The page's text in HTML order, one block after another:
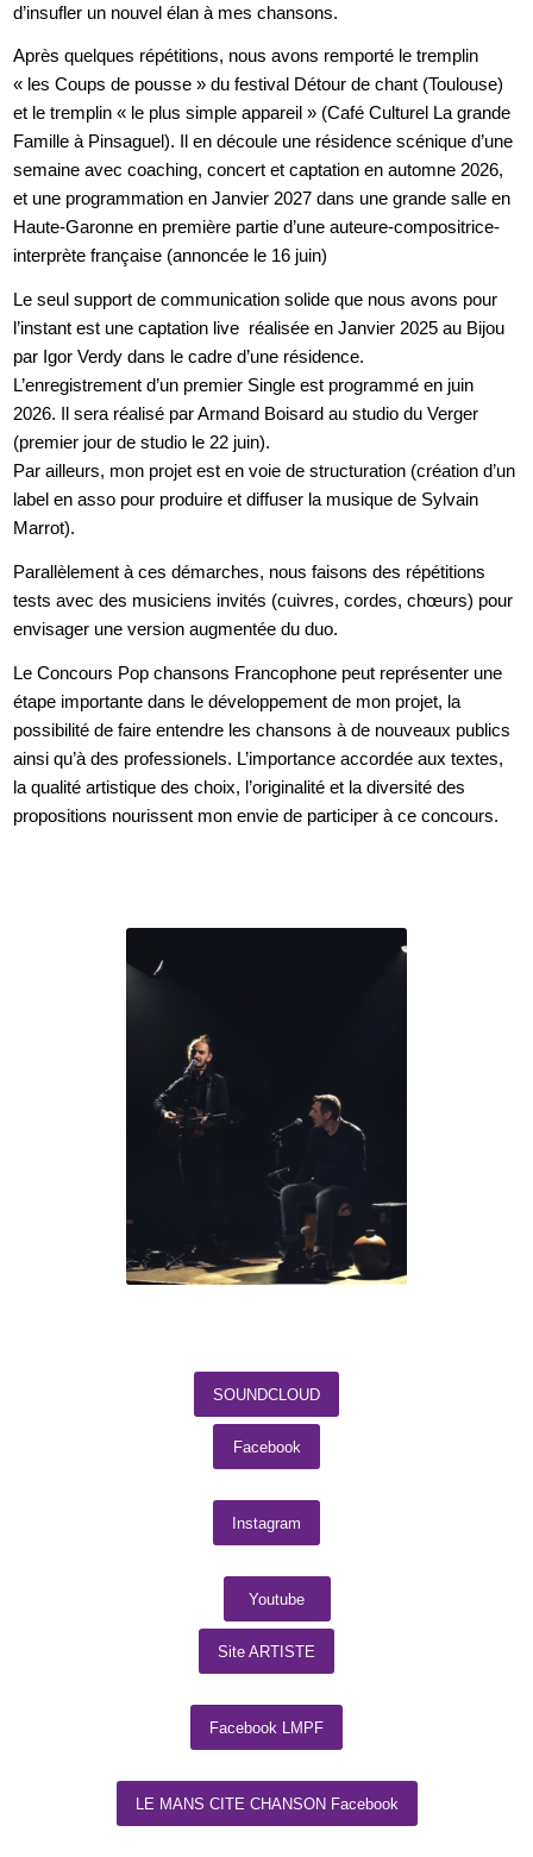
d’insufler un nouvel élan à mes chansons.
Après quelques répétitions, nous avons remporté le tremplin
« les Coups de pousse » du festival Détour de chant (Toulouse)
et le tremplin « le plus simple appareil » (Café Culturel La grande
Famille à Pinsaguel). Il en découle une résidence scénique d’une
semaine avec coaching, concert et captation en automne 2026,
et une programmation en Janvier 2027 dans une grande salle en
Haute-Garonne en première partie d’une auteure-compositrice-
interprète française (annoncée le 16 juin)
Le seul support de communication solide que nous avons pour
l’instant est une captation live réalisée en Janvier 2025 au Bijou
par Igor Verdy dans le cadre d’une résidence.
L’enregistrement d’un premier Single est programmé en juin
2026. Il sera réalisé par Armand Boisard au studio du Verger
(premier jour de studio le 22 juin).
Par ailleurs, mon projet est en voie de structuration (création d’un
label en asso pour produire et diffuser la musique de Sylvain
Marrot).
Parallèlement à ces démarches, nous faisons des répétitions
tests avec des musiciens invités (cuivres, cordes, chœurs) pour
envisager une version augmentée du duo.
Le Concours Pop chansons Francophone peut représenter une
étape importante dans le développement de mon projet, la
possibilité de faire entendre les chansons à de nouveaux publics
ainsi qu’à des professionels. L’importance accordée aux textes,
la qualité artistique des choix, l’originalité et la diversité des
propositions nourissent mon envie de participer à ce concours.
SOUNDCLOUD
Facebook
Instagram
Youtube
Site ARTISTE
Facebook LMPF
LE MANS CITE CHANSON Facebook